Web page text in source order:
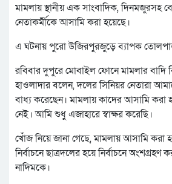
মামলায় স্থানীয় এক সাংবাদিক, দিনমজুরসহ
নেতাকর্মীকে আসামি করা হয়েছে।
এ ঘটনায় পুরো উজিরপুরজুড়ে ব্যাপক
রবিবার দুপুরে মোবাইল ফোনে মামলার বাদি
হাওলাদার বলেন, দলের সিনিয়র নেতারা
বাধ্য করেছেন। মামলায় কাদের আসামি করা
নেই। আমি শুধু এজাহারে স্বাক্ষর করেছি।
খোঁজ নিয়ে জানা গেছে, মামলায় আসামি করা
নির্বাচনে ছাত্রদলের হয়ে নির্বাচনে
নাদিমকে।